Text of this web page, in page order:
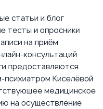
статьи и блог
тесты и опросники
на приём
консультаций
предоставляются
психиатром Киселёвой
медицинское
на осуществление